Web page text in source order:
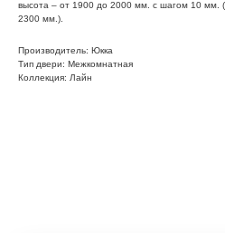
высота – от 1900 до 2000 мм. с шагом 10 мм.
2300 мм.).
Производитель: Юкка
Тип двери: Межкомнатная
Коллекция: Лайн